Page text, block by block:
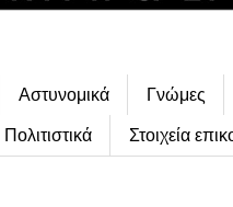
Αστυνομικά Γνώμες
Πολιτιστικά Στοιχεία